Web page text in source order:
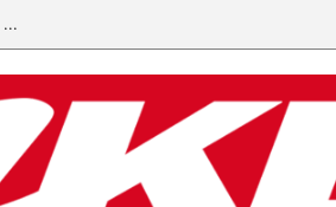
numeroa!